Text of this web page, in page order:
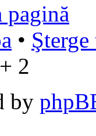
pagină
•
2
by